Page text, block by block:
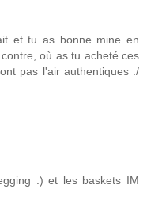
et tu as bonne mine en
où as tu acheté ces
pas l'air authentiques :/
:) et les baskets IM